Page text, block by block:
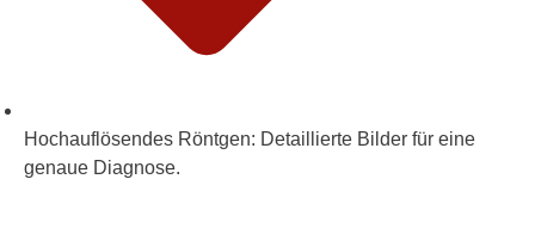
Hochauflösendes Röntgen: Detaillierte Bilder für eine
genaue Diagnose.